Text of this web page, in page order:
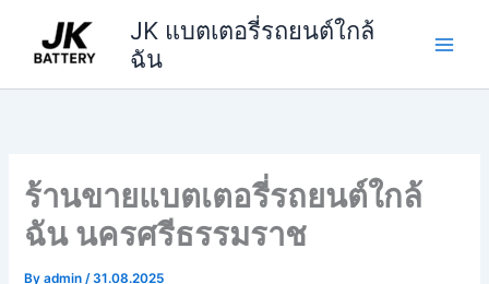
content
JK แบตเตอรี่รถยนต์ใกล้
ฉัน
ร้านขายแบตเตอรี่รถยนต์ใกล้
ฉัน นครศรีธรรมราช
Byadmin/31.08.2025